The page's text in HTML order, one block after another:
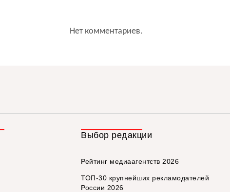
Нет комментариев.
Выбор редакции
Рейтинг медиаагентств 2026
ТОП-30 крупнейших рекламодателей
России 2026